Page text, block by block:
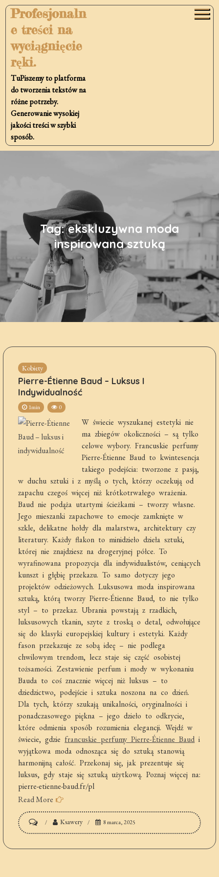
Skip
content
Profesjonaln
e treści na
wyciągnięcie
ręki.
TuPiszemy to platforma
do tworzenia tekstów na
różne potrzeby.
Generowanie wysokiej
jakości treści w szybki
sposób.
Tag:ekskluzywna moda
inspirowana sztuką
Kobiety
Pierre-Étienne Baud – Luksus I
Indywidualność
1min 0
W świecie wyszukanej estetyki nie
ma zbiegów okoliczności – są tylko
celowe wybory. Francuskie perfumy
Pierre-Étienne Baud to kwintesencja
takiego podejścia: tworzone z pasją,
w duchu sztuki i z myślą o tych, którzy oczekują od
zapachu czegoś więcej niż krótkotrwałego wrażenia.
Baud nie podąża utartymi ścieżkami – tworzy własne.
Jego mieszanki zapachowe to emocje zamknięte w
szkle, delikatne hołdy dla malarstwa, architektury czy
literatury. Każdy flakon to minidzieło dzieła sztuki,
której nie znajdziesz na drogeryjnej półce. To
wyrafinowana propozycja dla indywidualistów, ceniących
kunszt i głębię przekazu. To samo dotyczy jego
projektów odzieżowych. Luksusowa moda inspirowana
sztuką, którą tworzy Pierre-Étienne Baud, to nie tylko
styl – to przekaz. Ubrania powstają z rzadkich,
luksusowych tkanin, szyte z troską o detal, odwołujące
się do klasyki europejskiej kultury i estetyki. Każdy
fason przekazuje ze sobą ideę – nie podlega
chwilowym trendom, lecz staje się część osobistej
tożsamości. Zestawienie perfum i mody w wykonaniu
Bauda to coś znacznie więcej niż luksus – to
dziedzictwo, podejście i sztuka noszona na co dzień.
Dla tych, którzy szukają unikalności, oryginalności i
ponadczasowego piękna – jego dzieło to odkrycie,
które odmienia sposób rozumienia elegancji. Wejdź w
świecie, gdzie francuskie perfumy Pierre-Étienne Baud i
wyjątkowa moda odnosząca się do sztuką stanowią
harmonijną całość. Przekonaj się, jak prezentuje się
luksus, gdy staje się sztuką użytkową. Poznaj więcej na:
pierre-etienne-baud.fr/pl
Read More
Pierre-
Étienne
Ksawery 8 marca, 2025